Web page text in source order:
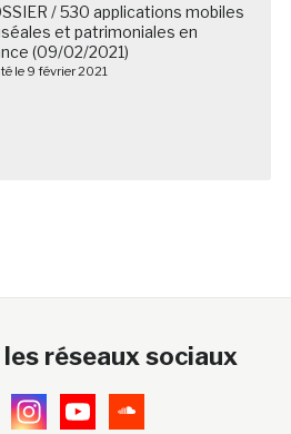
/ 530 applications mobiles
et patrimoniales en
(09/02/2021)
le 9 février 2021
réseaux sociaux